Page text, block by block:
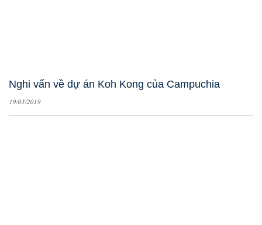
Nghi vấn về dự án Koh Kong của Campuchia
19/03/2019